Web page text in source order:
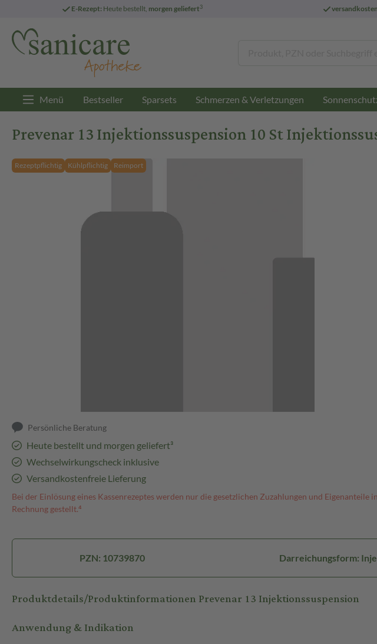
E-Rezept: Heute bestellt, morgen geliefert3
Menü Bestseller Sparsets Schmerzen & Verletzungen
Prevenar 13 Injektionssuspension 10 St
Rezeptpflichtig Kühlpflichtig Reimport
Persönliche Beratung
Heute bestellt und morgen geliefert³
Wechselwirkungscheck inklusive
Versandkostenfreie Lieferung
Bei der Einlösung eines Kassenrezeptes werden nur die gesetzlichen Zuzahlungen und Eigenanteile in
Rechnung gestellt.⁴
PZN: 10739870 Darreichungsform:
Produktdetails/Produktinformationen Prevenar 13 Injektionssuspension
Anwendung & Indikation